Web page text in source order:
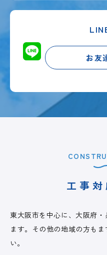
お友
工事
東大阪市を中心に、大阪府
ます。その他の地域の方も
い。